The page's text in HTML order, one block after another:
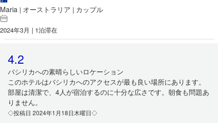
Maria | オーストラリア | カップル
2024年3月 | 1泊滞在
4.2
バシリカへの素晴らしいロケーション
このホテルはバシリカへのアクセスが最も良い場所にあります。
部屋は清潔で、4人が宿泊するのに十分な広さです。朝食も問題あ
りません。
◇投稿日 2024年1月18日木曜日◇